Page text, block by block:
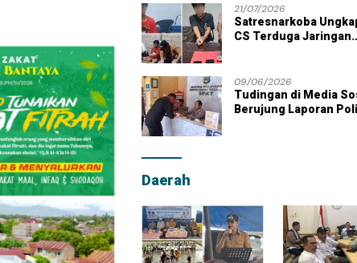
21/07/2026
Satresnarkoba
CS Terduga Jaringan
09/06/2026
Tudingan di Media
Berujung Laporan
Daerah